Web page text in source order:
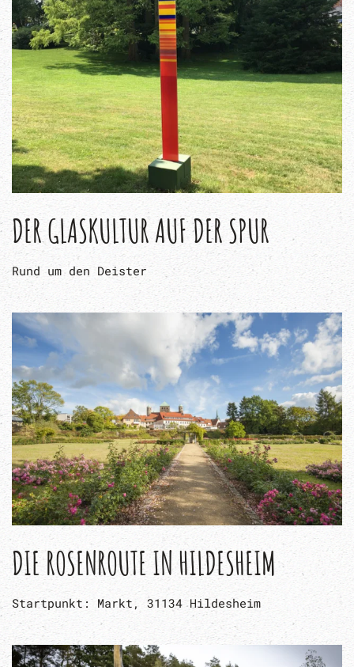
DER GLASKULTUR AUF DER SPUR
Rund um den Deister
DIE ROSENROUTE IN HILDESHEIM
Startpunkt: Markt, 31134 Hildesheim